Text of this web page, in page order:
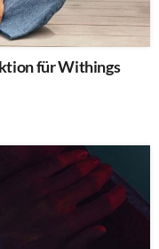
für Withings